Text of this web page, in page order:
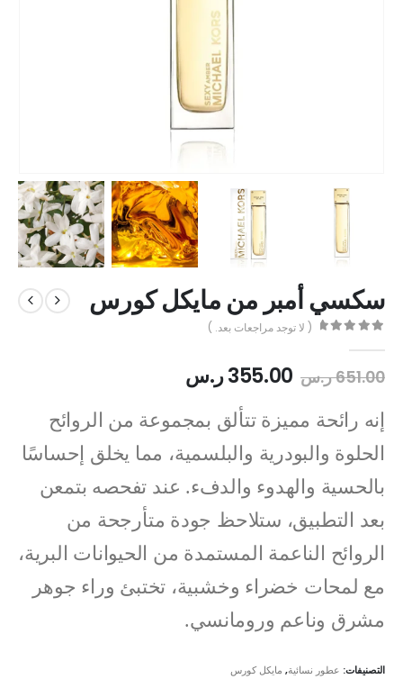
سكسي أمبر من مايكل كورس
( لا توجد مراجعات بعد. )
651.00ر.س 355.00ر.س
إنه رائحة مميزة تتألق بمجموعة من الروائح
الحلوة والبودرية والبلسمية، مما يخلق إحساسًا
بالحسية والهدوء والدفء. عند تفحصه بتمعن
بعد التطبيق، ستلاحظ جودة متأرجحة من
الروائح الناعمة المستمدة من الحيوانات البرية،
مع لمحات خضراء وخشبية، تختبئ وراء جوهر
مشرق وناعم ورومانسي.
التصنيفات: عطور نسائية, مايكل كورس